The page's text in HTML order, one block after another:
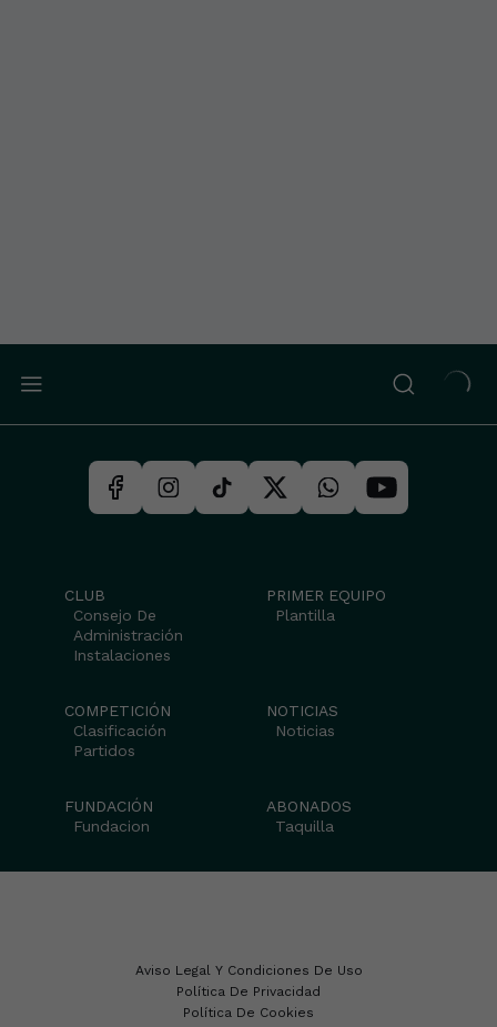
CLUB
Consejo De
Administración
Instalaciones
PRIMER EQUIPO
Plantilla
COMPETICIÓN
Clasificación
Partidos
NOTICIAS
Noticias
FUNDACIÓN
Fundacion
ABONADOS
Taquilla
Aviso Legal Y Condiciones De Uso
Política De Privacidad
Política De Cookies